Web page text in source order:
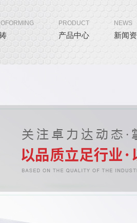
PRODUCT
产品中心
NEWS
新闻